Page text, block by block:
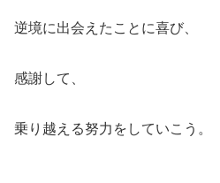
逆境に出会えたことに喜び、
感謝して、
乗り越える努力をしていこう。